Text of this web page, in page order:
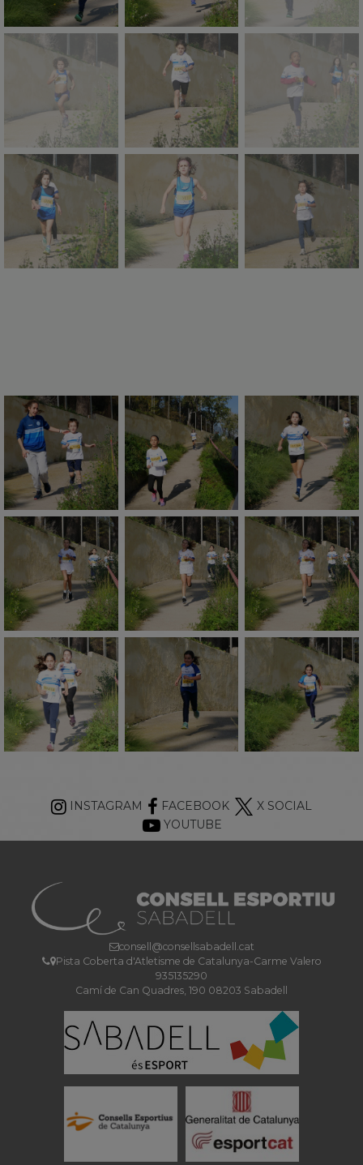
INSTAGRAM FACEBOOK
X SOCIAL
YOUTUBE
consell@consellsabadell.cat
Pista Coberta d'Atletisme de Catalunya-Carme Valero
935135290
Camí de Can Quadres, 190 08203 Sabadell